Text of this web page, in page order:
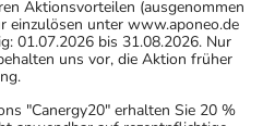
Aktionsvorteilen (ausgenommen
einzulösen unter www.aponeo.de
01.07.2026 bis 31.08.2026. Nur
uns vor, die Aktion früher
"Canergy20" erhalten Sie 20 %